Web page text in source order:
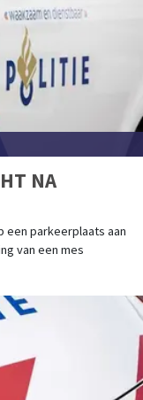
NA
een parkeerplaats aan
van een mes